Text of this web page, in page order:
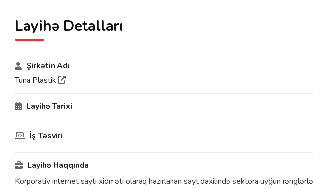
Layihə Detalları
Şirkətin Adı
Tuna Plastik
Layihə Tarixi
İş Təsviri
Layihə Haqqında
Korporativ internet saytı xidməti olaraq hazırlanan sayt daxilində sektora uyğun rənglərlə